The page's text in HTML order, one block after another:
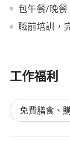
包午餐/晚
職前培訓，
工作福利
免費膳食、